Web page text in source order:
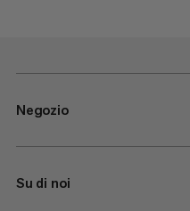
Negozio
Su di noi